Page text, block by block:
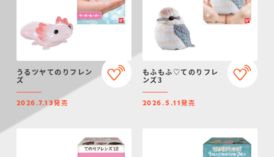
うるツヤてのりフレン
ズ
2026.7.13発売
もふもふ♡てのりフレ
ンズ3
2026.5.11発売